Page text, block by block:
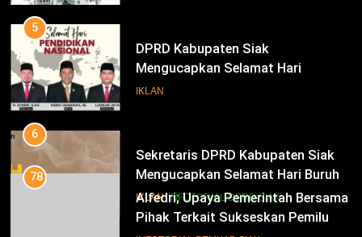
5
DPRD Kabupaten Siak
Mengucapkan Selamat Hari
Pendidikan Nasional
IKLAN
6
Sekretaris DPRD Kabupaten Siak
Mengucapkan Selamat Hari Buruh
IKLAN INFOTORIAL DPRD SIAK
78
Alfedri; Upaya Pemerintah Bersama
Pihak Terkait Sukseskan Pemilu